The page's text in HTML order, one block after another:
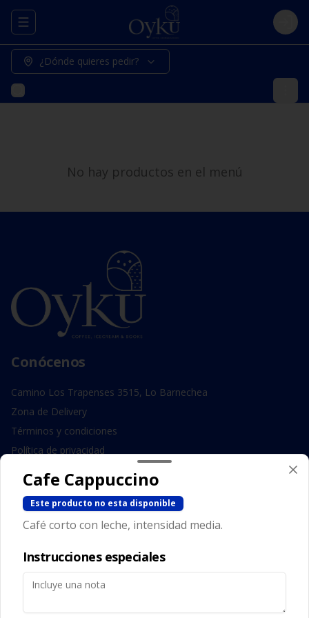
Abrir menu de navegación Login
¿Dónde quieres pedir?
No hay productos en el menú
Conócenos
Camino Los Trapenses 3515, Lo Barnechea
Zona de Delivery
Términos y condiciones
Política de privacidad
Redes sociales
Instagram
Facebook
Mi cuenta
Cafe Cappuccino
Este producto no esta disponible
Café corto con leche, intensidad media.
Instrucciones especiales